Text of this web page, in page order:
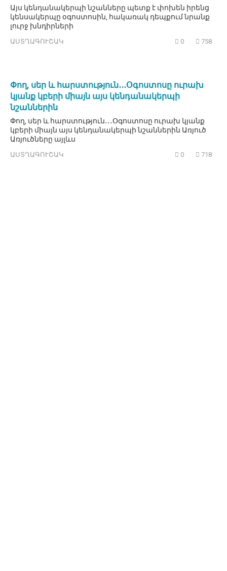
Այս կենդանակերպի նշանները պետք է փոխեն իրենց
կենսակերպը օգոստոսին, հակառակ դեպքում նրանք
լուրջ խնդիրների
ԱՍՏՂԱԳՈՒՇԱԿ 0 758
Փող, սեր և հարստություն․․․Օգոստոսը ուրախ
կյանք կբերի միայն այս կենդանակերպի
նշաններին
Փող, սեր և հարստություն․․․Օգոստոսը ուրախ կյանք
կբերի միայն այս կենդանակերպի նշաններին Առյուծ
Առյուծները այլևս
ԱՍՏՂԱԳՈՒՇԱԿ 0 718